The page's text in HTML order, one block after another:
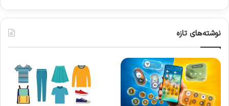
نوشته‌های تازه